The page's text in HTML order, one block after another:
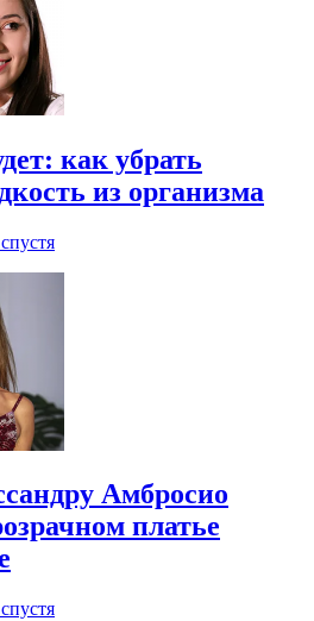
как убрать
из организма
Амбросио
платье